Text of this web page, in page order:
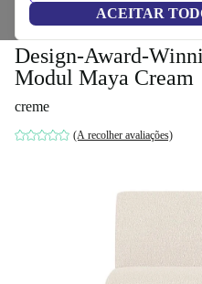
ACEITAR
Início Casa Móveis
Design-Award-
Modul Maya Cream
creme
(A recolher avaliações)